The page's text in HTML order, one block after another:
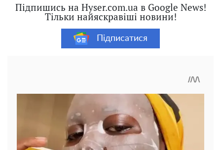
Підпишись на Hyser.com.ua в Google News!
Тільки найяскравіші новини!
Підписатися